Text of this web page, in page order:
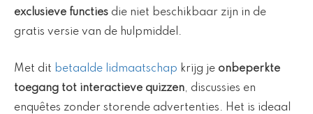
exclusieve functies die niet beschikbaar zijn in de
gratis versie van de hulpmiddel.
Met dit betaalde lidmaatschap krijg je onbeperkte
toegang tot interactieve quizzen, discussies en
enquêtes zonder storende advertenties. Het is ideaal